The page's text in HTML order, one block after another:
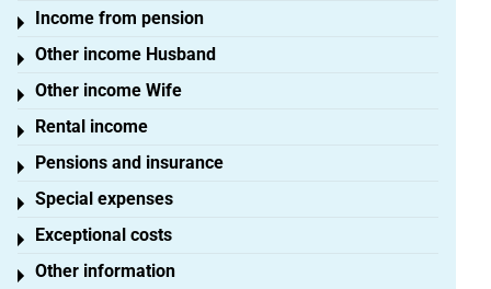
Income from pension
Toggle menu
Other income Husband
Toggle menu
Other income Wife
Toggle menu
Rental income
Toggle menu
Pensions and insurance
Toggle menu
Special expenses
Toggle menu
Exceptional costs
Toggle menu
Other information
Toggle menu